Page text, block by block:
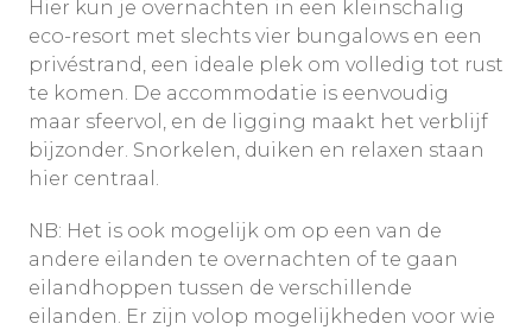
Hier kun je overnachten in een kleinschalig
eco-resort met slechts vier bungalows en een
privéstrand, een ideale plek om volledig tot rust
te komen. De accommodatie is eenvoudig
maar sfeervol, en de ligging maakt het verblijf
bijzonder. Snorkelen, duiken en relaxen staan
hier centraal.
NB: Het is ook mogelijk om op een van de
andere eilanden te overnachten of te gaan
eilandhoppen tussen de verschillende
eilanden. Er zijn volop mogelijkheden voor wie